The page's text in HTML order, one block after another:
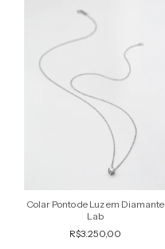
Colar Ponto de Luz em Diamante
Lab
R$3.250,00